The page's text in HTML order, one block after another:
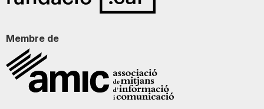
Membre de